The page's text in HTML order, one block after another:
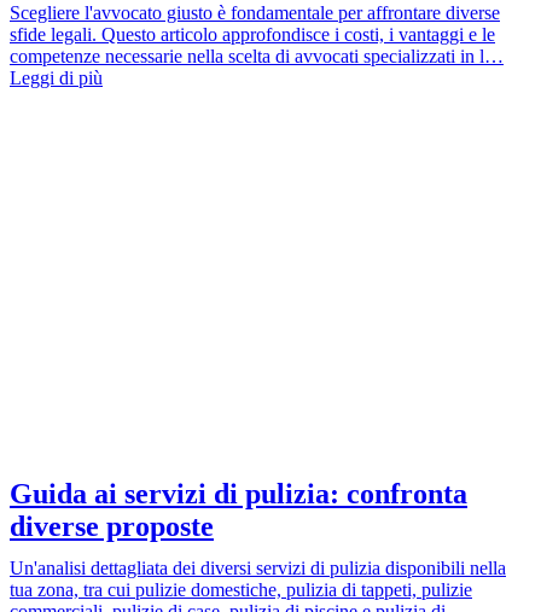
Scegliere l'avvocato giusto è fondamentale per affrontare diverse
sfide legali. Questo articolo approfondisce i costi, i vantaggi e le
competenze necessarie nella scelta di avvocati specializzati in l…
Leggi di più
Guida ai servizi di pulizia: confronta
diverse proposte
Un'analisi dettagliata dei diversi servizi di pulizia disponibili nella
tua zona, tra cui pulizie domestiche, pulizia di tappeti, pulizie